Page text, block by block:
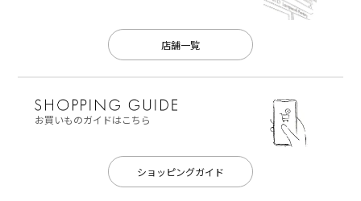
店舗一覧
お買いものガイドはこちら
ショッピングガイド